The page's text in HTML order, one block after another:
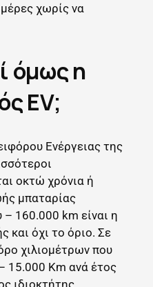
χωρίς να
όμως η
EV;
Ενέργειας της
οκτώ χρόνια ή
μπαταρίας
– 160.000 km είναι η
και όχι το όριο. Σε
χιλιομέτρων που
15.000 Km ανά έτος